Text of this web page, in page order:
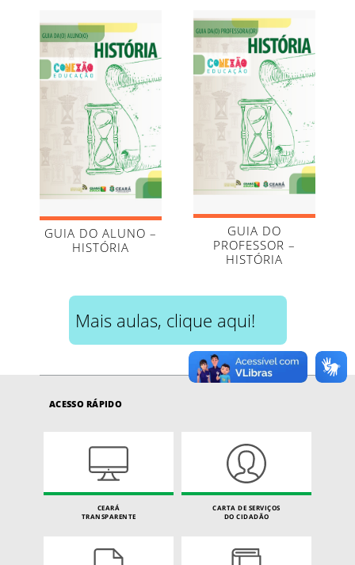
GUIA DO ALUNO –
HISTÓRIA
GUIA DO
PROFESSOR –
HISTÓRIA
Mais aulas, clique aqui!
ACESSO RÁPIDO
CEARÁ
TRANSPARENTE
CARTA DE SERVIÇOS
DO CIDADÃO